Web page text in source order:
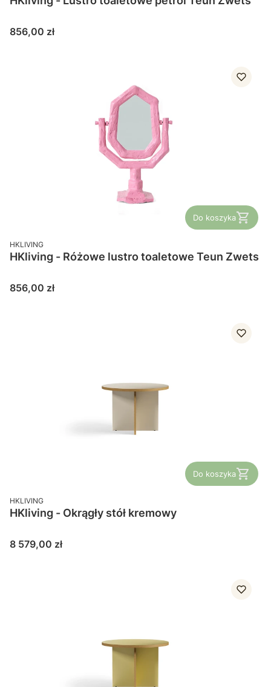
Cena
856,00 zł
Do koszyka
PRODUCENT
HKLIVING
HKliving - Różowe lustro toaletowe Teun Zwets
Cena
856,00 zł
Do koszyka
PRODUCENT
HKLIVING
HKliving - Okrągły stół kremowy
Cena
8 579,00 zł